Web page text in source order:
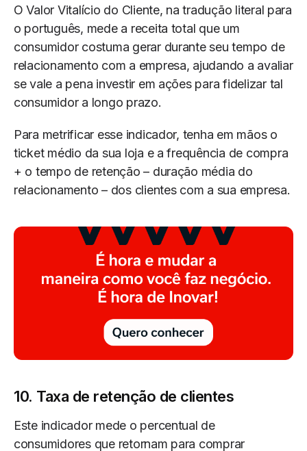
O Valor Vitalício do Cliente, na tradução literal para
o português, mede a receita total que um
consumidor costuma gerar durante seu tempo de
relacionamento com a empresa, ajudando a avaliar
se vale a pena investir em ações para fidelizar tal
consumidor a longo prazo.
Para metrificar esse indicador, tenha em mãos o
ticket médio da sua loja e a frequência de compra
+ o tempo de retenção – duração média do
relacionamento – dos clientes com a sua empresa.
10. Taxa de retenção de clientes
Este indicador mede o percentual de
consumidores que retornam para comprar